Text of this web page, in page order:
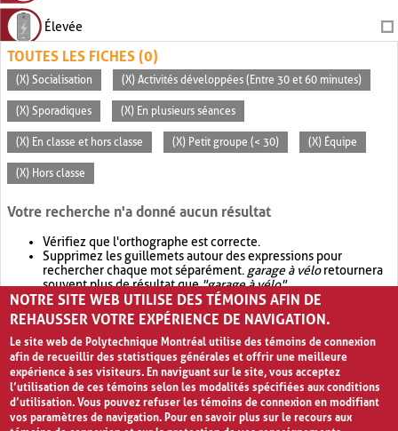
Élevée
TOUTES LES FICHES (0)
(X) Socialisation (X) Activités développées (Entre 30 et 60 minutes)
(X) Sporadiques (X) En plusieurs séances
(X) En classe et hors classe (X) Petit groupe (< 30) (X) Équipe
(X) Hors classe
Votre recherche n'a donné aucun résultat
Vérifiez que l'orthographe est correcte.
Supprimez les guillemets autour des expressions pour
rechercher chaque mot séparément. garage à véloretournera
souvent plus de résultat que"garage à vélo".
Envisagez d'élargir votre recherche avec OR.garage OR vélo
retournera souvent plus de résultat quegarage à vélo
NOTRE SITE WEB UTILISE DES TÉMOINS AFIN DE
REHAUSSER VOTRE EXPÉRIENCE DE NAVIGATION.
Le site web de Polytechnique Montréal utilise des témoins de connexion
afin de recueillir des statistiques générales et offrir une meilleure
expérience à ses visiteurs. En naviguant sur le site, vous acceptez
l’utilisation de ces témoins selon les modalités spécifiées aux conditions
d’utilisation. Vous pouvez refuser les témoins de connexion en modifiant
vos paramètres de navigation. Pour en savoir plus sur le recours aux